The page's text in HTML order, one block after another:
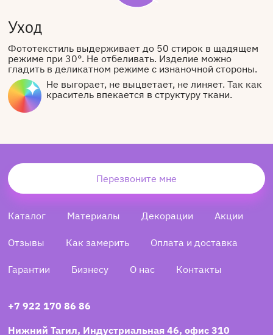
Уход
Фототекстиль выдерживает до 50 стирок в щадящем
режиме при 30°. Не отбеливать. Изделие можно
гладить в деликатном режиме с изнаночной стороны.
Не выгорает, не выцветает, не линяет. Так как
краситель впекается в структуру ткани.
Перезвоните мне
Каталог Материалы Декорации Акции
Отзывы Как замерить Оплата и доставка
Гарантии Бизнесу О нас Контакты
+7 922 170 86 86
Нижний Тагил, Индустриальная 46, офис 310